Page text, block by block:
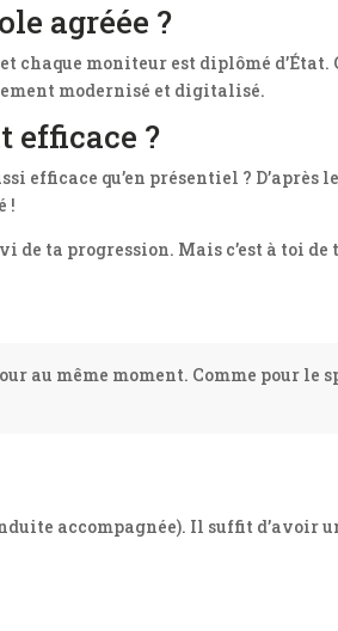
agréée ?
et chaque moniteur est diplômé d’État.
modernisé et digitalisé.
efficace ?
efficace qu’en présentiel ?
!
ta progression. Mais c’est à toi
au même moment. Comme pour le
accompagnée). Il suffit